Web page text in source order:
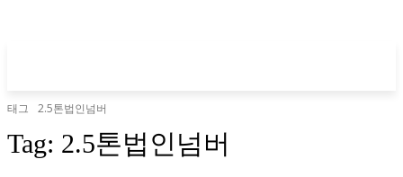
태그 2.5톤법인넘버
Tag: 2.5톤법인넘버